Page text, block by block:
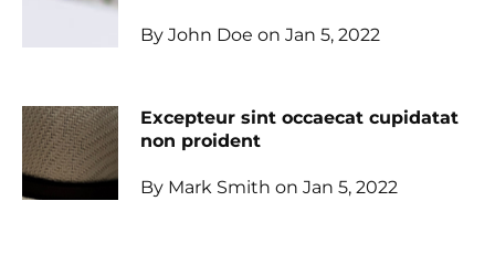
By John Doe on Jan 5, 2022
Excepteur sint occaecat cupidatat
non proident
By Mark Smith on Jan 5, 2022